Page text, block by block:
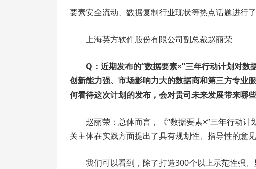
要素安全流动、数据复制行业现状等热点话题进行了
上海英方软件股份有限公司副总裁赵丽荣
Q：近期发布的“数据要素×”三年行动计划对
创新能力强、市场影响力大的数据商和第三方专业
何看待这次计划的发布，会对贵司未来发展带来哪
赵丽荣：总体而言，《“数据要素×”三年行动
关主体在实践方面提出了具有规划性、指导性的意
我们可以看到，除了打造300个以上示范性强